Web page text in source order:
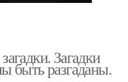
Загадки
быть разгаданы.